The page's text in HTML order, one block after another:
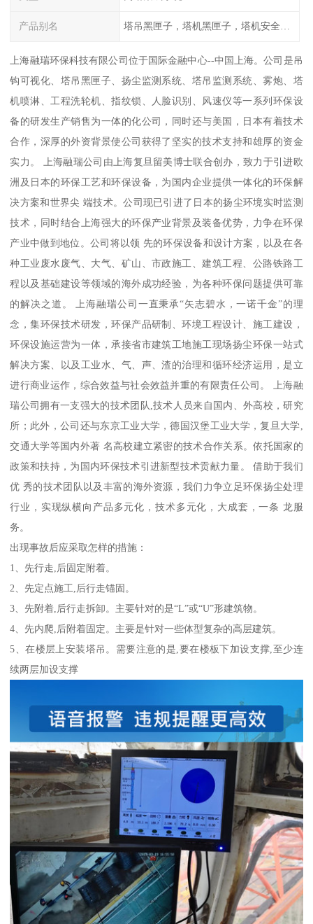
产品别名 塔吊黑匣子，塔机黑匣子，塔机安全管理系统
上海融瑞环保科技有限公司位于国际金融中心--中国上海。公司是吊
钩可视化、塔吊黑匣子、扬尘监测系统、塔吊监测系统、雾炮、塔
机喷淋、工程洗轮机、指纹锁、人脸识别、风速仪等一系列环保设
备的研发生产销售为一体的化公司，同时还与美国，日本有着技术
合作，深厚的外资背景使公司获得了坚实的技术支持和雄厚的资金
实力。 上海融瑞公司由上海复旦留美博士联合创办，致力于引进欧
洲及日本的环保工艺和环保设备，为国内企业提供一体化的环保解
决方案和世界尖 端技术。公司现已引进了日本的扬尘环境实时监测
技术，同时结合上海强大的环保产业背景及装备优势，力争在环保
产业中做到地位。公司将以领 先的环保设备和设计方案，以及在各
种工业废水废气、大气、矿山、市政施工、建筑工程、公路铁路工
程以及基础建设等领域的海外成功经验，为各种环保问题提供可靠
的解决之道。 上海融瑞公司一直秉承“矢志碧水，一诺千金”的理
念，集环保技术研发，环保产品研制、环境工程设计、施工建设，
环保设施运营为一体，承接省市建筑工地施工现场扬尘环保一站式
解决方案、以及工业水、气、声、渣的治理和循环经济运用，是立
进行商业运作，综合效益与社会效益并重的有限责任公司。 上海融
瑞公司拥有一支强大的技术团队,技术人员来自国内、外高校，研究
所；此外，公司还与东京工业大学，德国汉堡工业大学，复旦大学,
交通大学等国内外著 名高校建立紧密的技术合作关系。依托国家的
政策和扶持，为国内环保技术引进新型技术贡献力量。 借助于我们
优 秀的技术团队以及丰富的海外资源，我们力争立足环保扬尘处理
行业，实现纵横向产品多元化，技术多元化，大成套，一条 龙服
务。
出现事故后应采取怎样的措施：
1、先行走,后固定附着。
2、先定点施工,后行走锚固。
3、先附着,后行走拆卸。主要针对的是“L”或“U”形建筑物。
4、先内爬,后附着固定。主要是针对一些体型复杂的高层建筑。
5、在楼层上安装塔吊。需要注意的是,要在楼板下加设支撑,至少连
续两层加设支撑